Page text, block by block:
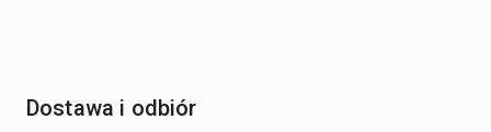
Dostawa i odbiór